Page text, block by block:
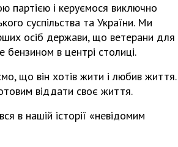
партією і керуємося виключно
суспільства та України. Ми
осіб держави, що ветерани для
бензином в центрі столиці.
що він хотів жити і любив життя.
віддати своє життя.
в нашій історії «невідомим